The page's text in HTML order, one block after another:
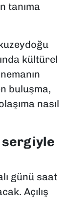
tanıma
kültürel
buluşma,
nasıl
sergiyle
günü saat
Açılış